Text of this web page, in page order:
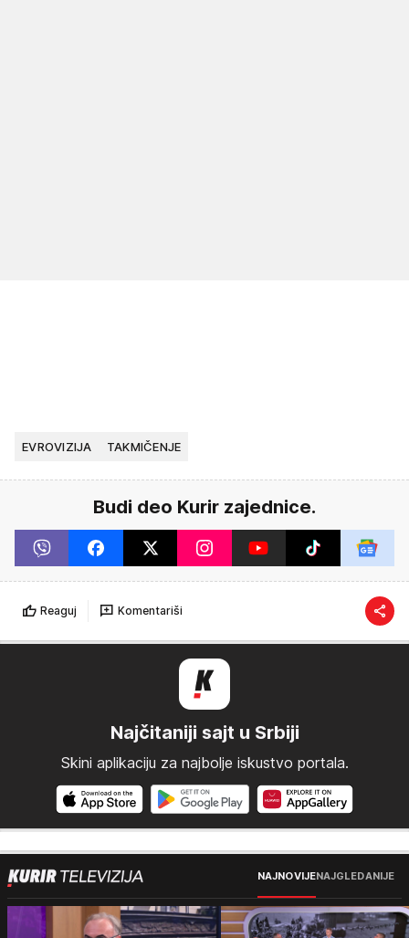
EVROVIZIJA TAKMIČENJE
Budi deo Kurir zajednice.
Reaguj Komentariši
Najčitaniji sajt u Srbiji
Skini aplikaciju za najbolje iskustvo portala.
NAJNOVIJENAJGLEDANIJE